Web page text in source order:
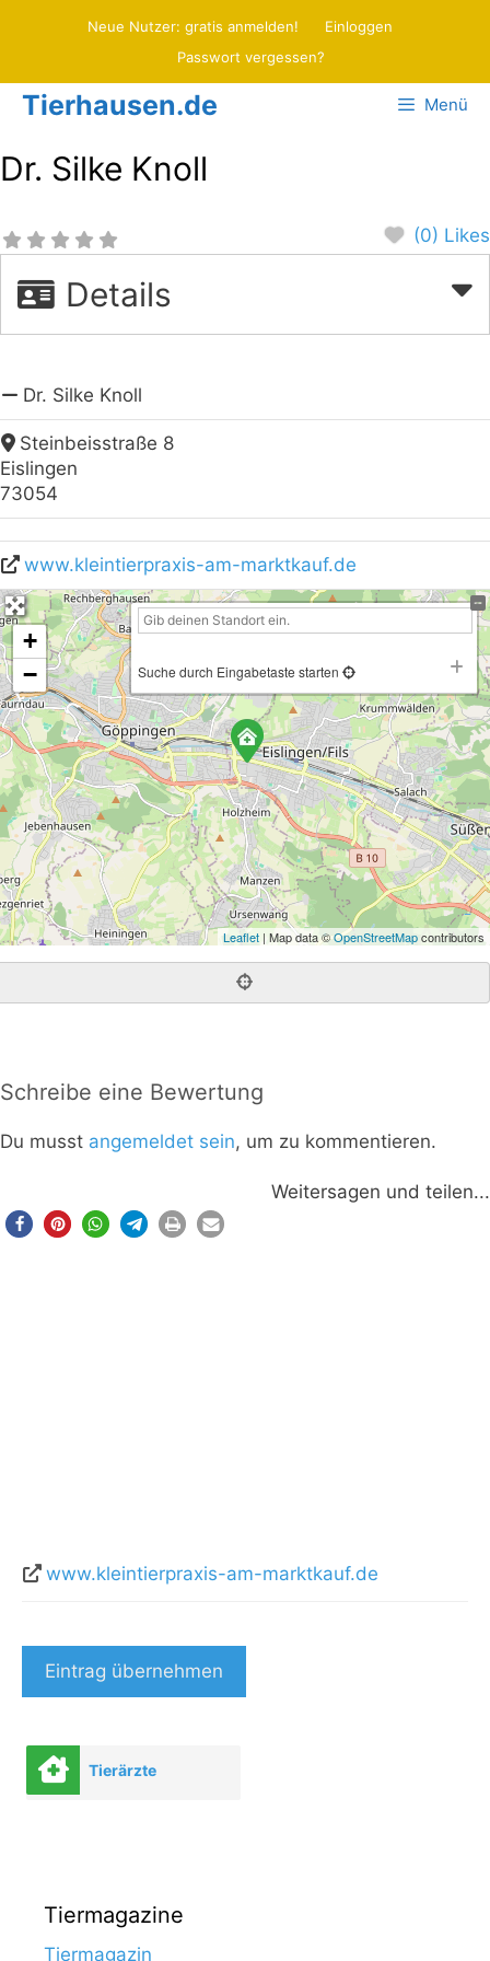
Neue Nutzer: gratis anmelden!
Einloggen
Passwort vergessen?
Tierhausen.de Menü
Dr. Silke Knoll
(0) Likes
Details
Dr. Silke Knoll
Steinbeisstraße 8
Eislingen
73054
www.kleintierpraxis-am-marktkauf.de
+
−
Suche durch Eingabetaste starten
Leaflet | Map data ©OpenStreetMapcontributors
Schreibe eine Bewertung
Du musst angemeldet sein, um zu kommentieren.
Weitersagen und teilen...
www.kleintierpraxis-am-marktkauf.de
Eintrag übernehmen
Tierärzte
Tiermagazine
Tiermagazin